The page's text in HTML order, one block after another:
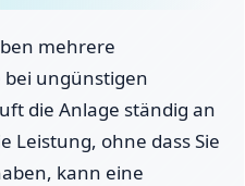
mehrere
bei ungünstigen
die Anlage ständig an
Leistung, ohne dass Sie
kann eine